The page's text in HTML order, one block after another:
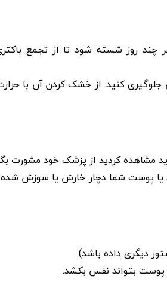
روز شسته شود تا از تجمع
کنید. از خشک کردن آن با
مشاهده کردید از پزشک خود مشورت
یا پوست شما دچار خارش یا سوزش
دیگری داده باشد).
پوست بتواند نفس بکشد.